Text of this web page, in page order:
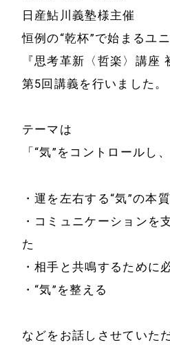
代表プロフィール
事例と実績
事例と実績
導入企業一覧
書籍・DVD
日産鮎川義塾様主催
恒例の“乾杯”で始まるユ
『思考革新〈哲楽〉講座
第5回講義を行いました。
テーマは
「“気”をコントロールし
・運を左右する“気”の本質
・コミュニケーションを
た
・相手と共鳴するために
・“気”を整える
などをお話しさせていた